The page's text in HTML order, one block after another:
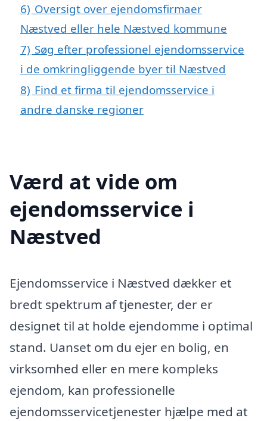
6) Oversigt over ejendomsfirmaer
Næstved eller hele Næstved kommune
7) Søg efter professionel ejendomsservice
i de omkringliggende byer til Næstved
8) Find et firma til ejendomsservice i
andre danske regioner
Værd at vide om
ejendomsservice i
Næstved
Ejendomsservice i Næstved dækker et
bredt spektrum af tjenester, der er
designet til at holde ejendomme i optimal
stand. Uanset om du ejer en bolig, en
virksomhed eller en mere kompleks
ejendom, kan professionelle
ejendomsservicetjenester hjælpe med at